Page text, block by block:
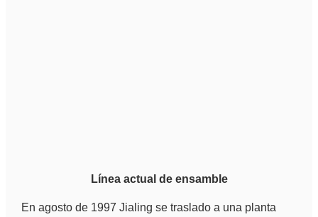
Línea actual de ensamble
En agosto de 1997 Jialing se traslado a una planta